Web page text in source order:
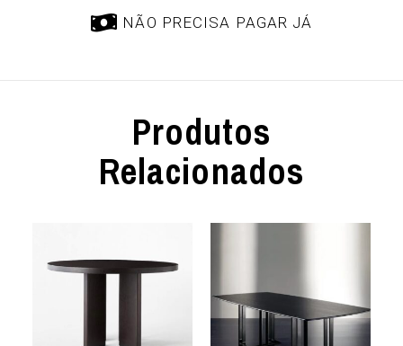
NÃO PRECISA PAGAR JÁ
Produtos
Relacionados